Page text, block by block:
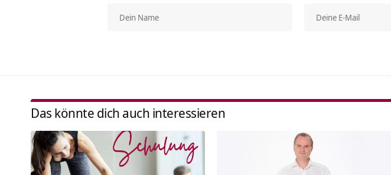
Das könnte dich auch interessieren